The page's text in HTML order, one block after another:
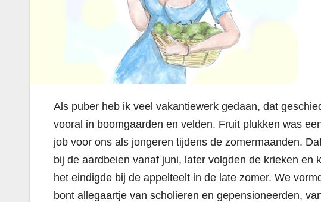
Als puber heb ik veel vakantiewerk gedaan, dat
vooral in boomgaarden en velden. Fruit plukken was
job voor ons als jongeren tijdens de zomermaanden.
bij de aardbeien vanaf juni, later volgden de krieken en
het eindigde bij de appelteelt in de late zomer. We
bont allegaartje van scholieren en gepensioneerden,